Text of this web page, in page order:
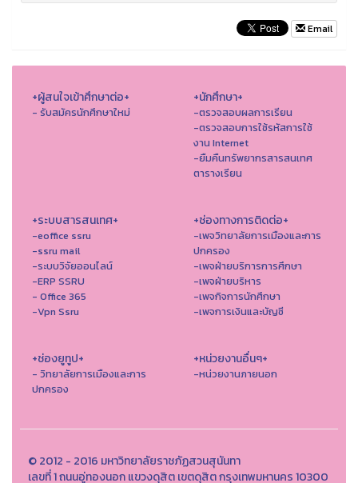
Email
+ผู้สนใจเข้าศึกษาต่อ+
- รับสมัครนักศึกษาใหม่
+นักศึกษา+
-ตรวจสอบผลการเรียน
-ตรวจสอบการใช้รหัสการใช้
งาน Internet
-ยืมคืนทรัพยากรสารสนเทศ
ตารางเรียน
+ระบบสารสนเทศ+
-eoffice ssru
-ssru mail
-ระบบวิจัยออนไลน์
-ERP SSRU
- Office 365
-Vpn Ssru
+ช่องทางการติดต่อ+
-เพจวิทยาลัยการเมืองและการ
ปกครอง
-เพจฝ่ายบริการการศึกษา
-เพจฝ่ายบริหาร
-เพจกิจการนักศึกษา
-เพจการเงินและบัญชี
+ช่องยูทูป+
- วิทยาลัยการเมืองและการ
ปกครอง
+หน่วยงานอื่นๆ+
-หน่วยงานภายนอก
© 2012 - 2016 มหาวิทยาลัยราชภัฏสวนสุนันทา
เลขที่ 1 ถนนอู่ทองนอก แขวงดุสิต เขตดุสิต กรุงเทพมหานคร 10300